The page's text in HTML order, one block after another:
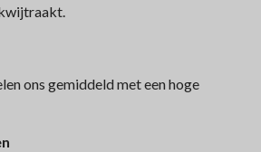
ons gemiddeld met een hoge